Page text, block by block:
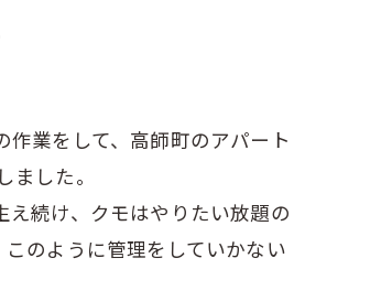
業をして、高師町のアパート
した。
続け、クモはやりたい放題の
のように管理をしていかない